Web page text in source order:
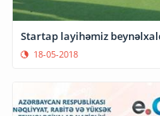
Startap layihəmiz
18-05-2018